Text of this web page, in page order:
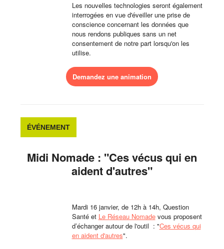
Les nouvelles technologies seront également
interrogées en vue d'éveiller une prise de
conscience concernant les données que
nous rendons publiques sans un net
consentement de notre part lorsqu'on les
utilise.
Demandez une animation
ÉVÉNEMENT
Midi Nomade : "Ces vécus qui en
aident d'autres"
Mardi 16 janvier, de 12h à 14h, Question
Santé et Le Réseau Nomadevous proposent
d’échanger autour de l'outil : "Ces vécus qui
en aident d'autres".